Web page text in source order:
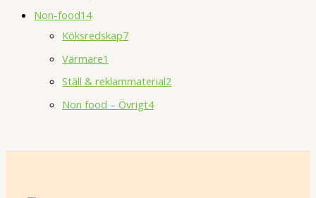
Non-food14
Köksredskap7
Värmare1
Ställ & reklammaterial2
Non food – Övrigt4